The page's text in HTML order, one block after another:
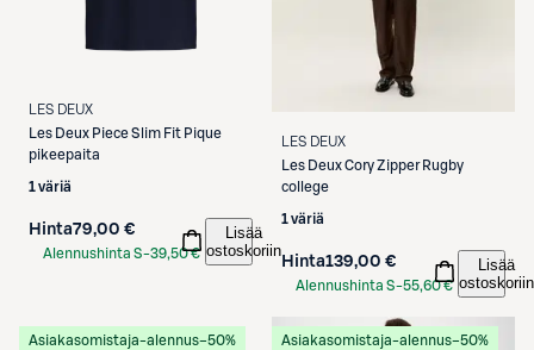
LES DEUX
Les Deux Piece Slim Fit Pique
pikeepaita
1 väriä
Hinta79,00 €
Alennushinta S-39,50 €
Lisää
ostoskoriin
LES DEUX
Les DeuxCory Zipper Rugby
college
1 väriä
Hinta139,00 €
Alennushinta S-55,60 €
Lisää
ostoskoriin
Asiakasomistaja-alennus−50% Asiakasomistaja-alennus−50%